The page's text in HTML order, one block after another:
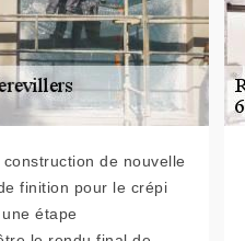
de nouvelle
finition pour le crépi
étape